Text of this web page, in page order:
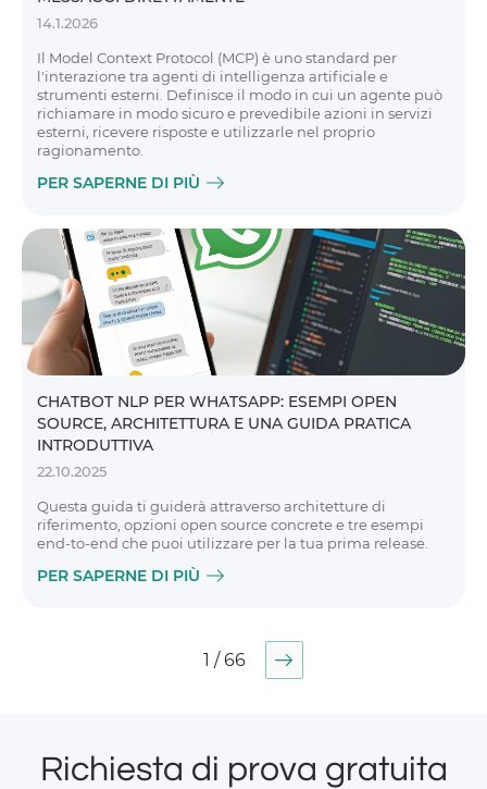
14.1.2026
Il Model Context Protocol (MCP) è uno standard per
l'interazione tra agenti di intelligenza artificiale e
strumenti esterni. Definisce il modo in cui un agente può
richiamare in modo sicuro e prevedibile azioni in servizi
esterni, ricevere risposte e utilizzarle nel proprio
ragionamento.
PER SAPERNE DI PIÙ
CHATBOT NLP PER WHATSAPP: ESEMPI OPEN
SOURCE, ARCHITETTURA E UNA GUIDA PRATICA
INTRODUTTIVA
22.10.2025
Questa guida ti guiderà attraverso architetture di
riferimento, opzioni open source concrete e tre esempi
end-to-end che puoi utilizzare per la tua prima release.
PER SAPERNE DI PIÙ
1 / 66
Richiesta di prova gratuita